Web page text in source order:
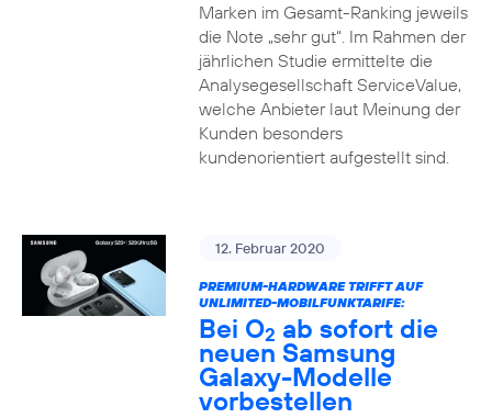
Marken im Gesamt-Ranking jeweils
die Note „sehr gut“. Im Rahmen der
jährlichen Studie ermittelte die
Analysegesellschaft ServiceValue,
welche Anbieter laut Meinung der
Kunden besonders
kundenorientiert aufgestellt sind.
12. Februar 2020
PREMIUM-HARDWARE TRIFFT AUF
UNLIMITED-MOBILFUNKTARIFE:
Bei O2 ab sofort die
neuen Samsung
Galaxy-Modelle
vorbestellen